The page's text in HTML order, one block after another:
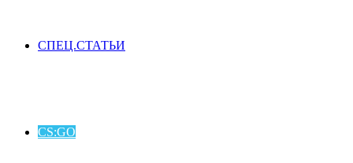
СПЕЦ.СТАТЬИ
CS:GO